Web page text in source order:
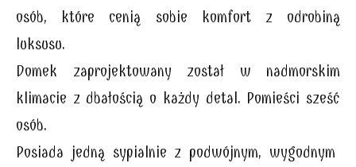
osób, które cenią sobie komfort z odrobiną
luksusu.
Domek zaprojektowany został w nadmorskim
klimacie z dbałością o każdy detal. Pomieści sześć
osób.
Posiada jedną sypialnie z podwójnym, wygodnym